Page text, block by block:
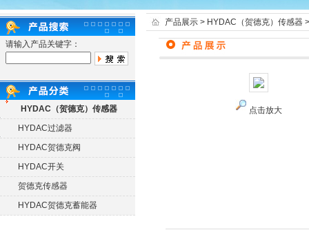
请输入产品关键字：
HYDAC（贺德克）传感器
HYDAC过滤器
HYDAC贺德克阀
HYDAC开关
贺德克传感器
HYDAC贺德克蓄能器
产品展示 > HYDAC（贺德克）传感器
点击放大